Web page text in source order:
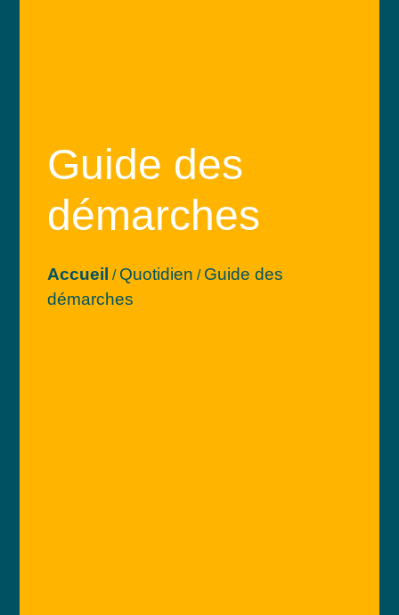
Guide des
démarches
Accueil / Quotidien / Guide des
démarches